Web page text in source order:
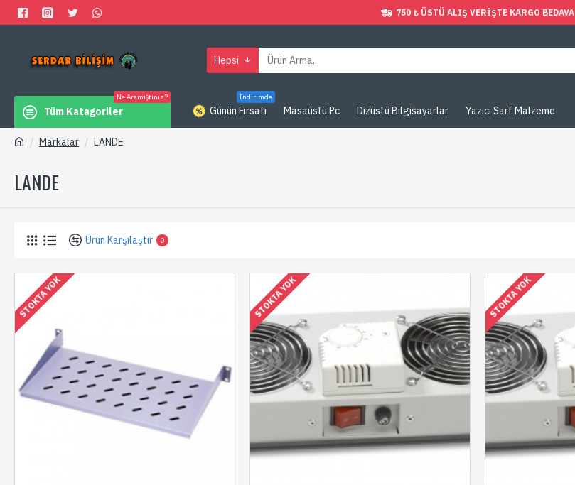
750 ₺ ÜSTÜ ALIŞ VERIŞTE KARGO BEDAVA
Hepsi
Tüm Katagoriler
Ne Aramıştınız?
Günün Fırsatı
İndirimde
Masaüstü Pc Dizüstü Bilgisayarlar Yazıcı Sarf Malzeme
Markalar LANDE
LANDE
Ürün Karşılaştır 0
STOKTA YOK STOKTA YOK STOKTA YOK